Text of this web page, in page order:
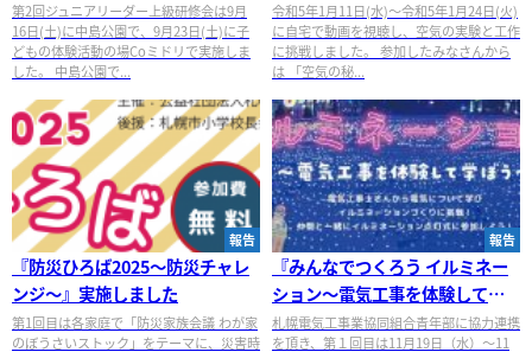
第2回ジュニアリーダー上級研修会は9月
16日(土)に中島公園で、9月23日(土)に子
どもの体験活動の場Coミドリで実施しま
した。 中島公園で...
施しました
令和5年1月11日(水)～令和5年1月24日(火)
に自宅で動画を視聴し、空気の実験と工作
に挑戦しました。 参加したみなさんから
は 「空気の秘...
報告
『防災ひろば2025～防災チャレ
ンジ～』実施しました
第1回目は各家庭で「防災家族会議 わが家
のぼうさいストック」をテーマに、災害時
報告
『みんなでつくろう イルミネー
ション～電気工事を体験して学
ぼう①②』を実施しました
札幌電気工事業協同組合青年部に協力連携
を頂き、第１回目は11月19日（水）～11